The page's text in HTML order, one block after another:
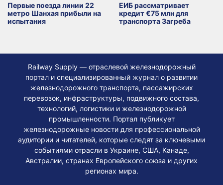
Первые поезда линии 22
метро Шанхая прибыли на
испытания
ЕИБ рассматривает
кредит €75 млн для
транспорта Загреба
Railway Supply — отраслевой железнодорожный
портал и специализированный журнал о развитии
железнодорожного транспорта, пассажирских
перевозок, инфраструктуры, подвижного состава,
технологий, логистики и железнодорожной
промышленности. Портал публикует
железнодорожные новости для профессиональной
аудитории и читателей, которые следят за ключевыми
событиями отрасли в Украине, США, Канаде,
Австралии, странах Европейского союза и других
регионах мира.